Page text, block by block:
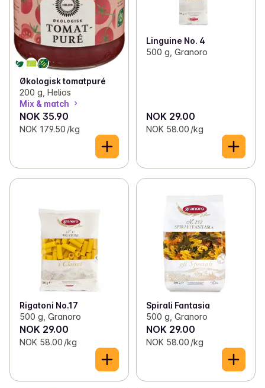
Økologisk tomatpuré
200 g, Helios
Mix & match
NOK 35.90
NOK 179.50 /kg
Linguine No. 4
500 g, Granoro
NOK 29.00
NOK 58.00 /kg
Rigatoni No.17
500 g, Granoro
NOK 29.00
NOK 58.00 /kg
Spirali Fantasia
500 g, Granoro
NOK 29.00
NOK 58.00 /kg